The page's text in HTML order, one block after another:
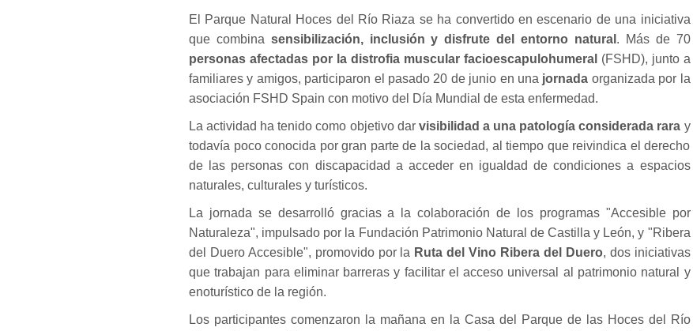
El Parque Natural Hoces del Río Riaza se ha convertido en escenario de una iniciativa
que combina sensibilización, inclusión y disfrute del entorno natural . Más de 70
personas afectadas por la distrofia muscular facioescapulohumeral (FSHD), junto a
familiares y amigos, participaron el pasado 20 de junio en una jornada organizada por la
asociación FSHD Spain con motivo del Día Mundial de esta enfermedad.
La actividad ha tenido como objetivo darvisibilidad a una patología considerada rara y
todavía poco conocida por gran parte de la sociedad, al tiempo que reivindica el derecho
de las personas con discapacidad a acceder en igualdad de condiciones a espacios
naturales, culturales y turísticos.
La jornada se desarrolló gracias a la colaboración de los programas "Accesible por
Naturaleza", impulsado por la Fundación Patrimonio Natural de Castilla y León, y "Ribera
del Duero Accesible", promovido por la Ruta del Vino Ribera del Duero, dos iniciativas
que trabajan para eliminar barreras y facilitar el acceso universal al patrimonio natural y
enoturístico de la región.
Los participantes comenzaron la mañana en la Casa del Parque de las Hoces del Río